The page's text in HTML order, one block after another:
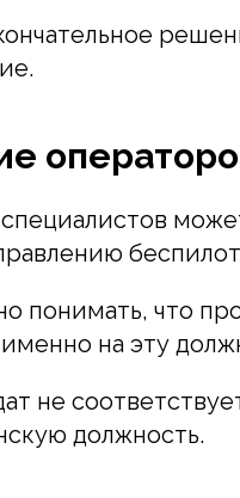
понимать, что
на эту
не
должность.